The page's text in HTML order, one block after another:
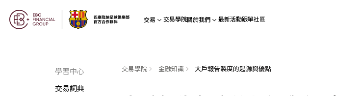
交易 交易學院關於我們 最新活動跟單社區
學習中心
交易詞典
交易學院 金融知識 大戶報告製度的起源與優點